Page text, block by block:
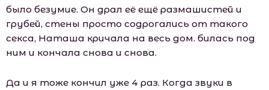
было безумие. Он драл её ещё размашистей и
грубей, стены просто содрогались от такого
секса, Наташа кричала на весь дом. билась под
ним и кончала снова и снова.
Да и я тоже кончил уже 4 раз. Когда звуки в